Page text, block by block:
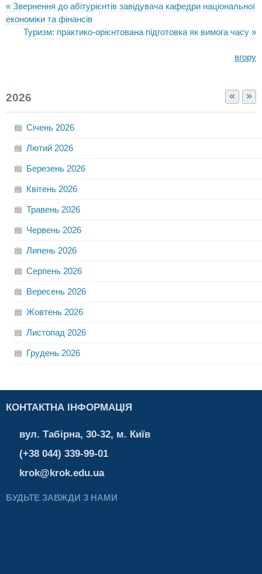
« Звернення до абітурієнтів завідувача кафедри національної
економіки та фінансів
Туризм: практико-орієнтована підготовка як вимога часу »
вгору
« »
2026
Січень 2026
Лютий 2026
Березень 2026
Квітень 2026
Травень 2026
Червень 2026
Липень 2026
Серпень 2026
Вересень 2026
Жовтень 2026
Листопад 2026
Грудень 2026
КОНТАКТНА ІНФОРМАЦІЯ
вул. Табірна, 30-32, м. Київ
(+38 044) 339-99-01
krok@krok.edu.ua
БУДЬТЕ ЗАВЖДИ З НАМИ